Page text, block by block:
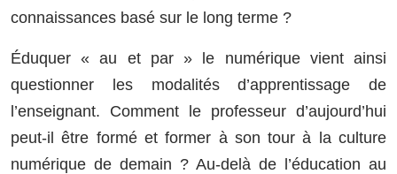
connaissances basé sur le long terme ?
Éduquer « au et par » le numérique vient ainsi
questionner les modalités d’apprentissage de
l’enseignant. Comment le professeur d’aujourd’hui
peut-il être formé et former à son tour à la culture
numérique de demain ? Au-delà de l’éducation au